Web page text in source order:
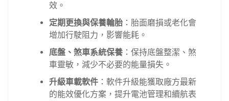
效。
定期更換與保養輪胎 ：胎面磨損或老化會
增加行駛阻力，影響能耗。
底盤、煞車系統保養 ：保持底盤整潔、煞
車靈敏，減少不必要的能量損失。
升級車載軟件 ：軟件升級能獲取廠方最新
的能效優化方案，提升電池管理和續航表